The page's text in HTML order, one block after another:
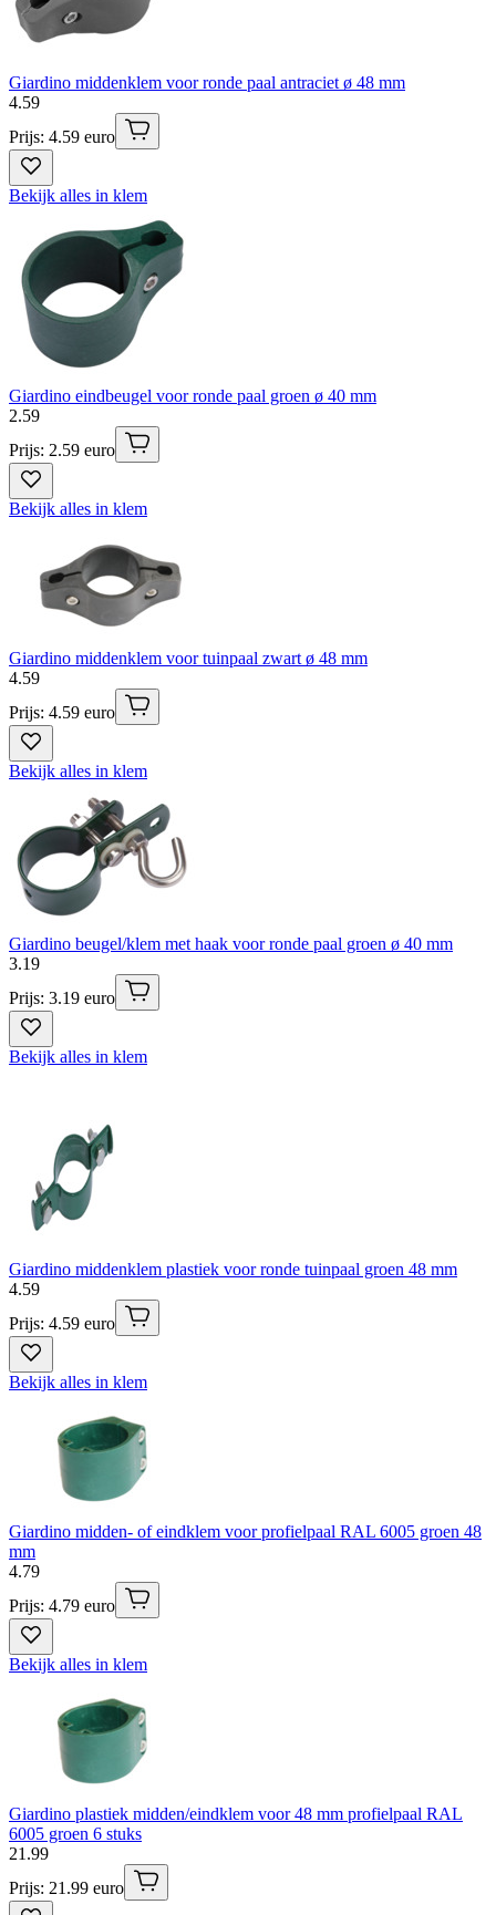
Giardino middenklem voor ronde paal antraciet ø 48 mm
4.59
Prijs: 4.59 euro
Bekijk alles in klem
Giardino eindbeugel voor ronde paal groen ø 40 mm
2.59
Prijs: 2.59 euro
Bekijk alles in klem
Giardino middenklem voor tuinpaal zwart ø 48 mm
4.59
Prijs: 4.59 euro
Bekijk alles in klem
Giardino beugel/klem met haak voor ronde paal groen ø 40 mm
3.19
Prijs: 3.19 euro
Bekijk alles in klem
Giardino middenklem plastiek voor ronde tuinpaal groen 48 mm
4.59
Prijs: 4.59 euro
Bekijk alles in klem
Giardino midden- of eindklem voor profielpaal RAL 6005 groen 48
mm
4.79
Prijs: 4.79 euro
Bekijk alles in klem
Giardino plastiek midden/eindklem voor 48 mm profielpaal RAL
6005 groen 6 stuks
21.99
Prijs: 21.99 euro